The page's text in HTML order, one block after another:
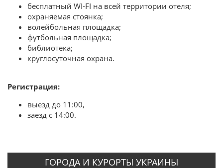
бесплатный WI-FI на всей территории отеля;
охраняемая стоянка;
волейбольная площадка;
футбольная площадка;
библиотека;
круглосуточная охрана.
Регистрация:
выезд до 11:00,
заезд с 14:00.
ГОРОДА И КУРОРТЫ УКРАИНЫ